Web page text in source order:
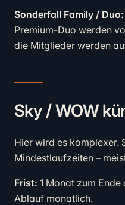
Sonderfall Family / Duo:
Premium-Duo werden
die Mitglieder werden
Sky / WOW
Hier wird es komplexer.
Mindestlaufzeiten –
Frist: 1 Monat zum
Ablauf monatlich.